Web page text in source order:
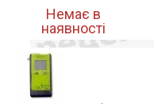
Немає в
наявності